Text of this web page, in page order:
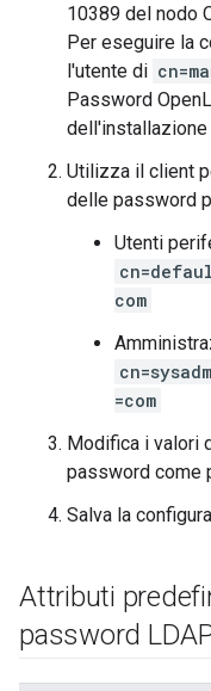
10389 del nodo
Per eseguire la
l'utente di
Password
dell'installazione
Utilizza il client
delle password
Utenti
com
=com
Modifica i valori
password come
Salva la
Attributi
password